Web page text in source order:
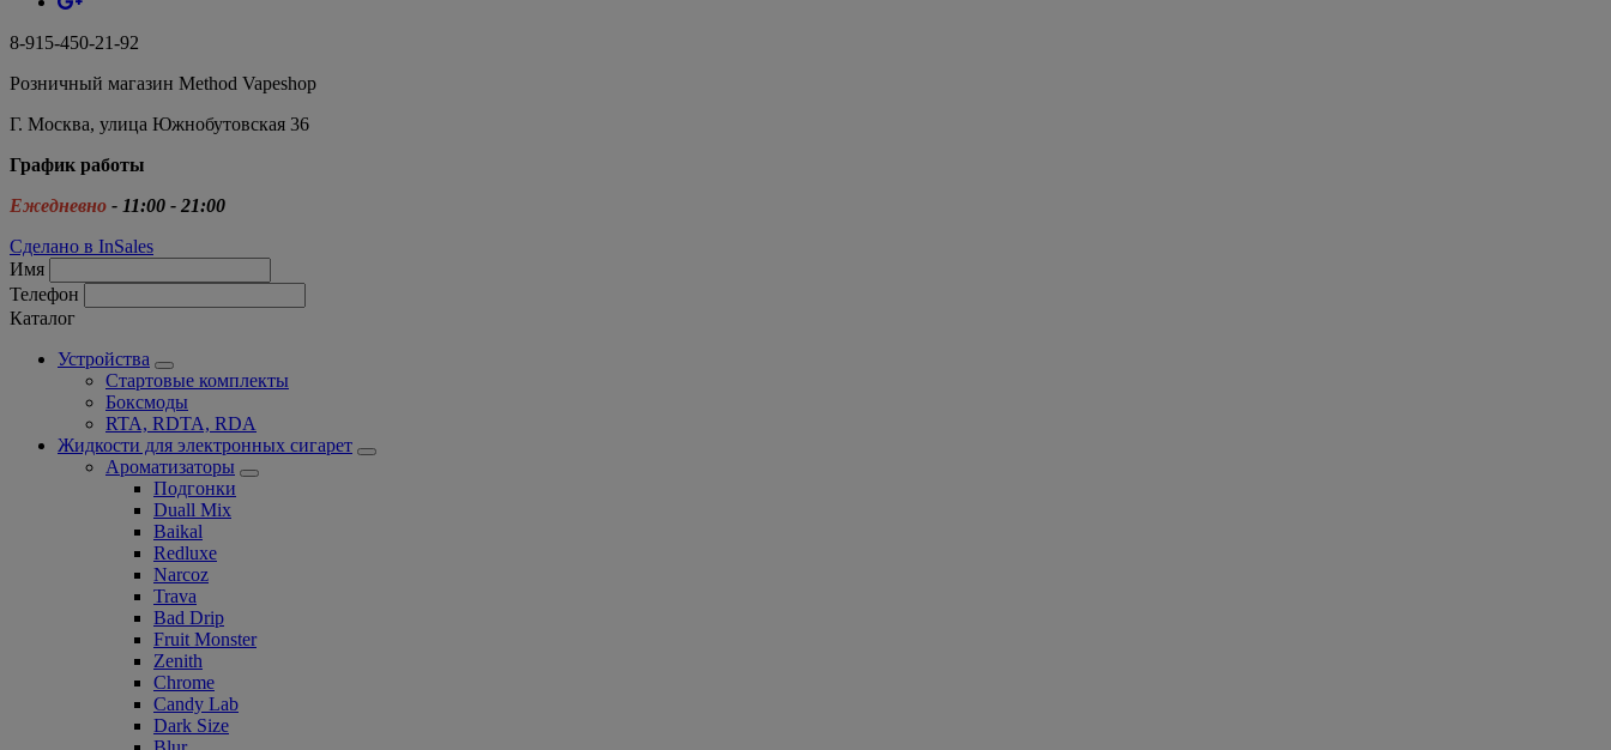
8-915-450-21-92
Розничный магазин Method Vapeshop
Г. Москва, улица Южнобутовская 36
График работы
Ежедневно - 11:00 - 21:00
Сделано в InSales
Имя
Телефон
Каталог
Устройства
Стартовые комплекты
Боксмоды
RTA, RDTA, RDA
Жидкости для электронных сигарет
Ароматизаторы
Подгонки
Duall Mix
Baikal
Redluxe
Narcoz
Trava
Bad Drip
Fruit Monster
Zenith
Chrome
Candy Lab
Dark Size